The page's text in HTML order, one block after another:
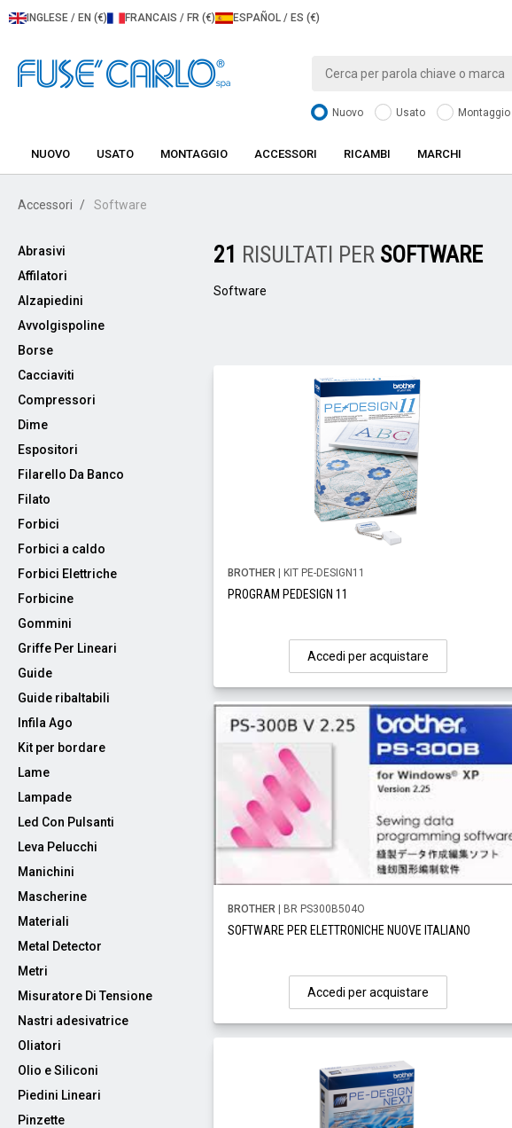
INGLESE / EN (€) FRANCAIS / FR (€) ESPAÑOL / ES (€)
Nuovo Usato Montaggio
NUOVO USATO MONTAGGIO ACCESSORI RICAMBI MARCHI
Accessori Software
Abrasivi
Affilatori
Alzapiedini
Avvolgispoline
Borse
Cacciaviti
Compressori
Dime
Espositori
Filarello Da Banco
Filato
Forbici
Forbici a caldo
Forbici Elettriche
Forbicine
Gommini
Griffe Per Lineari
Guide
Guide ribaltabili
Infila Ago
Kit per bordare
Lame
Lampade
Led Con Pulsanti
Leva Pelucchi
Manichini
Mascherine
Materiali
Metal Detector
Metri
Misuratore Di Tensione
Nastri adesivatrice
Oliatori
Olio e Siliconi
Piedini Lineari
Pinzette
21 RISULTATI PER SOFTWARE
Software
BROTHER| KIT PE-DESIGN11
PROGRAM PEDESIGN 11
Accedi per acquistare
BROTHER| BR PS300B504O
SOFTWARE PER ELETTRONICHE NUOVE ITALIANO
Accedi per acquistare